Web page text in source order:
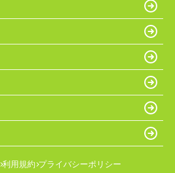
利用規約 プライバシーポリシー